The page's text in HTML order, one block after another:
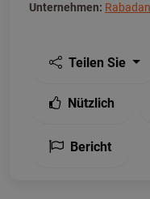
Unternehmen:
Teilen Sie
Nützlich
Bericht